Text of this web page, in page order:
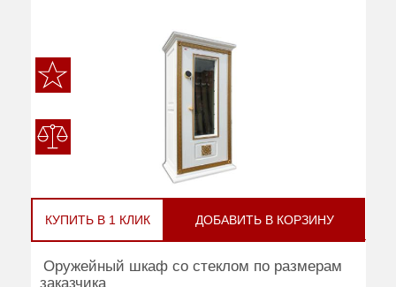
КУПИТЬ В 1 КЛИК ДОБАВИТЬ В КОРЗИНУ
Оружейный шкаф со стеклом по размерам
заказчика